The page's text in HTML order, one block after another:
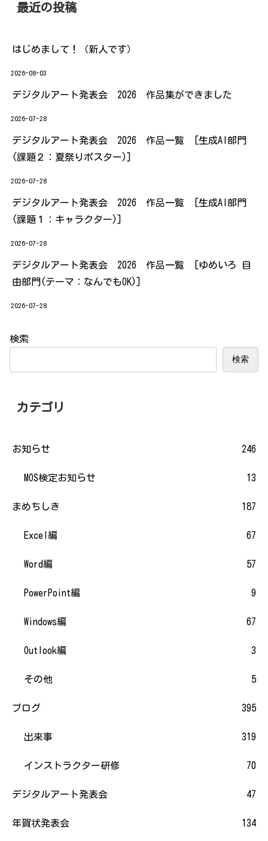
最近の投稿
はじめまして！（新人です）
2026-08-03
デジタルアート発表会 2026 作品集ができました
2026-07-28
デジタルアート発表会 2026 作品一覧 [生成AI部門
(課題２：夏祭りポスター)]
2026-07-28
デジタルアート発表会 2026 作品一覧 [生成AI部門
(課題１：キャラクター)]
2026-07-28
デジタルアート発表会 2026 作品一覧 [ゆめいろ 自
由部門(テーマ：なんでもOK)]
2026-07-28
検索
検索
カテゴリ
お知らせ 246
MOS検定お知らせ 13
まめちしき 187
Excel編 67
Word編 57
PowerPoint編 9
Windows編 67
Outlook編 3
その他 5
ブログ 395
出来事 319
インストラクター研修 70
デジタルアート発表会 47
年賀状発表会 134